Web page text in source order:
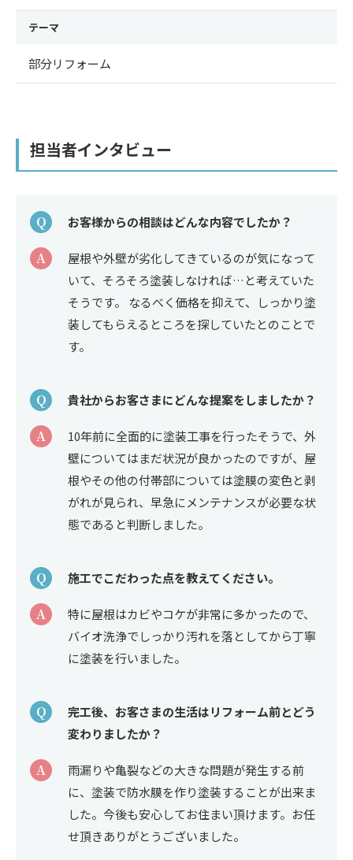
テーマ
部分リフォーム
担当者インタビュー
Q お客様からの相談はどんな内容でしたか？
A
屋根や外壁が劣化してきているのが気になって
いて、そろそろ塗装しなければ…と考えていた
そうです。 なるべく価格を抑えて、しっかり塗
装してもらえるところを探していたとのことで
す。
Q 貴社からお客さまにどんな提案をしましたか？
A
10年前に全面的に塗装工事を行ったそうで、外
壁についてはまだ状況が良かったのですが、屋
根やその他の付帯部については塗膜の変色と剥
がれが見られ、早急にメンテナンスが必要な状
態であると判断しました。
Q 施工でこだわった点を教えてください。
A
特に屋根はカビやコケが非常に多かったので、
バイオ洗浄でしっかり汚れを落としてから丁寧
に塗装を行いました。
Q
完工後、お客さまの生活はリフォーム前とどう
変わりましたか？
A
雨漏りや亀裂などの大きな問題が発生する前
に、塗装で防水膜を作り塗装することが出来ま
した。今後も安心してお住まい頂けます。お任
せ頂きありがとうございました。